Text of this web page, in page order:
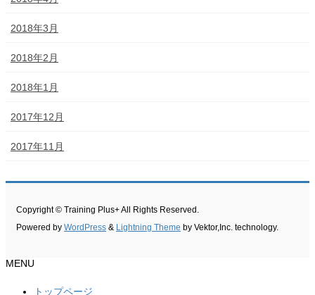
2018年3月
2018年2月
2018年1月
2017年12月
2017年11月
Copyright © Training Plus+ All Rights Reserved.
Powered by WordPress & Lightning Theme by Vektor,Inc. technology.
MENU
トップページ